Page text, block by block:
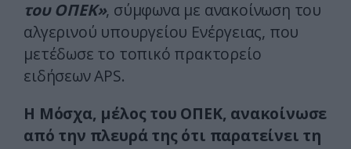
του ΟΠΕΚ», σύμφωνα με ανακοίνωση του
αλγερινού υπουργείου Ενέργειας, που
μετέδωσε το τοπικό πρακτορείο
ειδήσεων APS.
Η Μόσχα, μέλος του ΟΠΕΚ, ανακοίνωσε
από την πλευρά της ότι παρατείνει τη